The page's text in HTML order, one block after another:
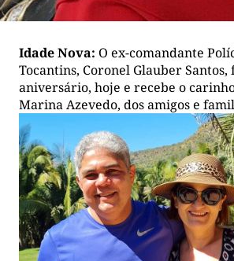
Idade Nova: O ex-comandante
Tocantins, Coronel Glauber Santos,
aniversário, hoje e recebe o
Marina Azevedo, dos amigos e